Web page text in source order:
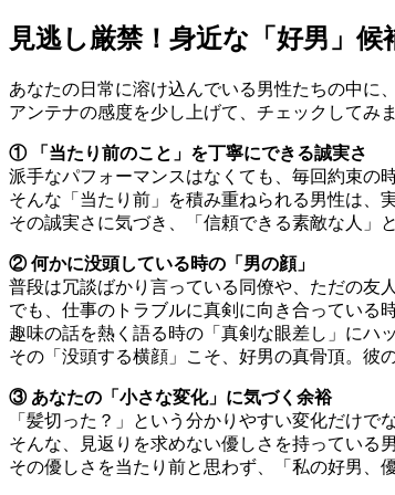
見逃し厳禁！身近な「好男」
あなたの日常に溶け込んでいる男性たちの中に
アンテナの感度を少し上げて、チェックしてみま
① 「当たり前のこと」を丁寧にできる誠実さ
派手なパフォーマンスはなくても、毎回約束の
そんな「当たり前」を積み重ねられる男性は、
その誠実さに気づき、「信頼できる素敵な人」
② 何かに没頭している時の「男の顔」
普段は冗談ばかり言っている同僚や、ただの友
でも、仕事のトラブルに真剣に向き合っている時
趣味の話を熱く語る時の「真剣な眼差し」にハ
その「没頭する横顔」こそ、好男の真骨頂。彼
③ あなたの「小さな変化」に気づく余裕
「髪切った？」という分かりやすい変化だけ
そんな、見返りを求めない優しさを持っている
その優しさを当たり前と思わず、「私の好男、